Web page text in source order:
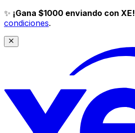
✨ ¡Gana $1000 enviando con XE!
condiciones.